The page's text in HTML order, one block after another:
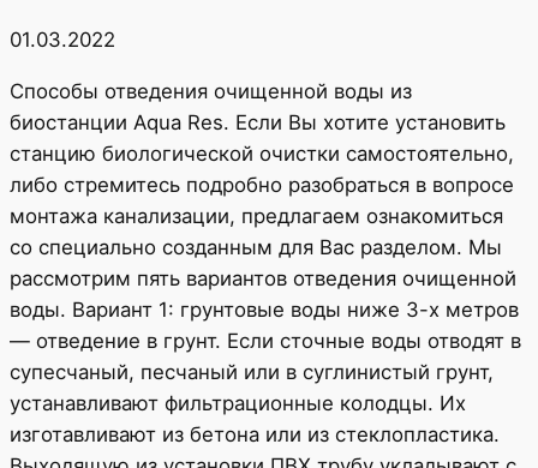
01.03.2022
Способы отведения очищенной воды из
биостанции Aqua Res. Если Вы хотите установить
станцию биологической очистки самостоятельно,
либо стремитесь подробно разобраться в вопросе
монтажа канализации, предлагаем ознакомиться
со специально созданным для Вас разделом. Мы
рассмотрим пять вариантов отведения очищенной
воды. Вариант 1: грунтовые воды ниже 3-х метров
— отведение в грунт. Если сточные воды отводят в
супесчаный, песчаный или в суглинистый грунт,
устанавливают фильтрационные колодцы. Их
изготавливают из бетона или из стеклопластика.